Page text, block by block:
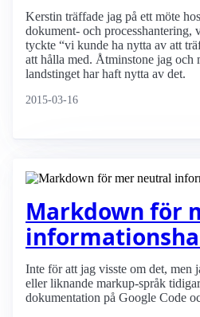
Kerstin träffade jag på ett möte
dokument- och processhantering,
tyckte “vi kunde ha nytta av att
att hålla med. Åtminstone jag och
landstinget har haft nytta av det.
2015-03-16
Markdown för
Inte för att jag visste om det, men
eller liknande markup-språk
dokumentation på Google Code